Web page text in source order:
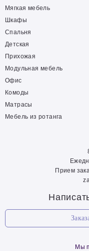
Мягкая мебель
Шкафы
Спальня
Детская
Прихожая
Модульная мебель
Офис
Комоды
Матрасы
Мебель из ротанга
Прием
Мы